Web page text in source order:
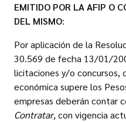
EMITIDO POR LA AFIP O
DEL MISMO:
Por aplicación de la
30.569 de fecha 13/01/
licitaciones y/o concursos,
económica supere los
empresas deberán contar
Contratar,con vigencia